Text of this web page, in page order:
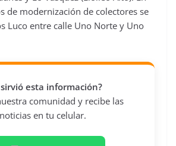
de modernización de colectores se
Luco entre calle Uno Norte y Uno
sirvió esta información?
comunidad y recibe las
noticias en tu celular.